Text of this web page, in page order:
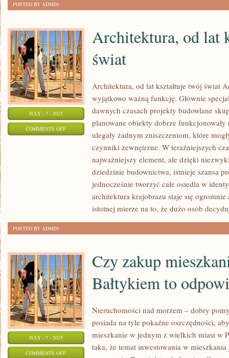
DROGO?
POSTED BY ADMIN
JULY - 7 - 2025
COMMENTS OFFON
ARCHITEKTURA,
Architektura, od lat
świat
Architektura, od lat kształtuje twój świat
wyjątkowo ważną funkcję. Głównie
dawnych czasach projekty budowlane
planowane obiekty dobrze
ulegały żadnym zniszczeniom, które
czynniki zewnętrzne. W teraźniejszych
najważniejszy element, ale dzięki
dziedzinie budownictwa, istnieje szansa
jednocześnie tworzyć całe osiedla w
architektura krajobrazu staje się
istotnej mierze na to, że dużo osób
POSTED BY ADMIN
JULY - 7 - 2025
COMMENTS OFFON
Czy zakup
Bałtykiem to
Nieruchomości nad morzem – dobry
posiada na tyle pokaźne oszczędności,
mieszkanie w jednym z wielkich miast w
taka, że temat inwestowania w